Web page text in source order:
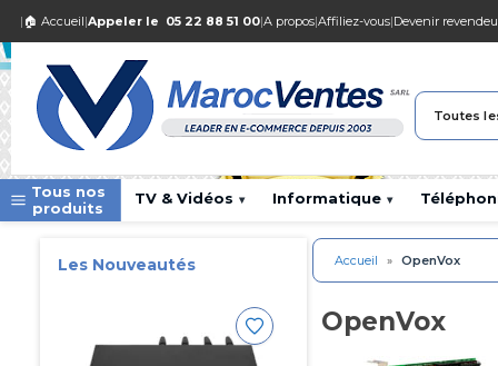
| 🏠 Accueil|Appeler le 05 22 88 51 00|A propos|Affiliez-vous|Devenir
Toutes
Tous nos
produits
TV & Vidéos ▾ Informatique ▾
Les Nouveautés Accueil » OpenVox
OpenVox